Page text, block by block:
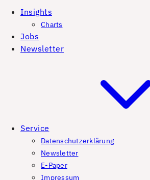
Insights
Charts
Jobs
Newsletter
Service
Datenschutzerklärung
Newsletter
E-Paper
Impressum